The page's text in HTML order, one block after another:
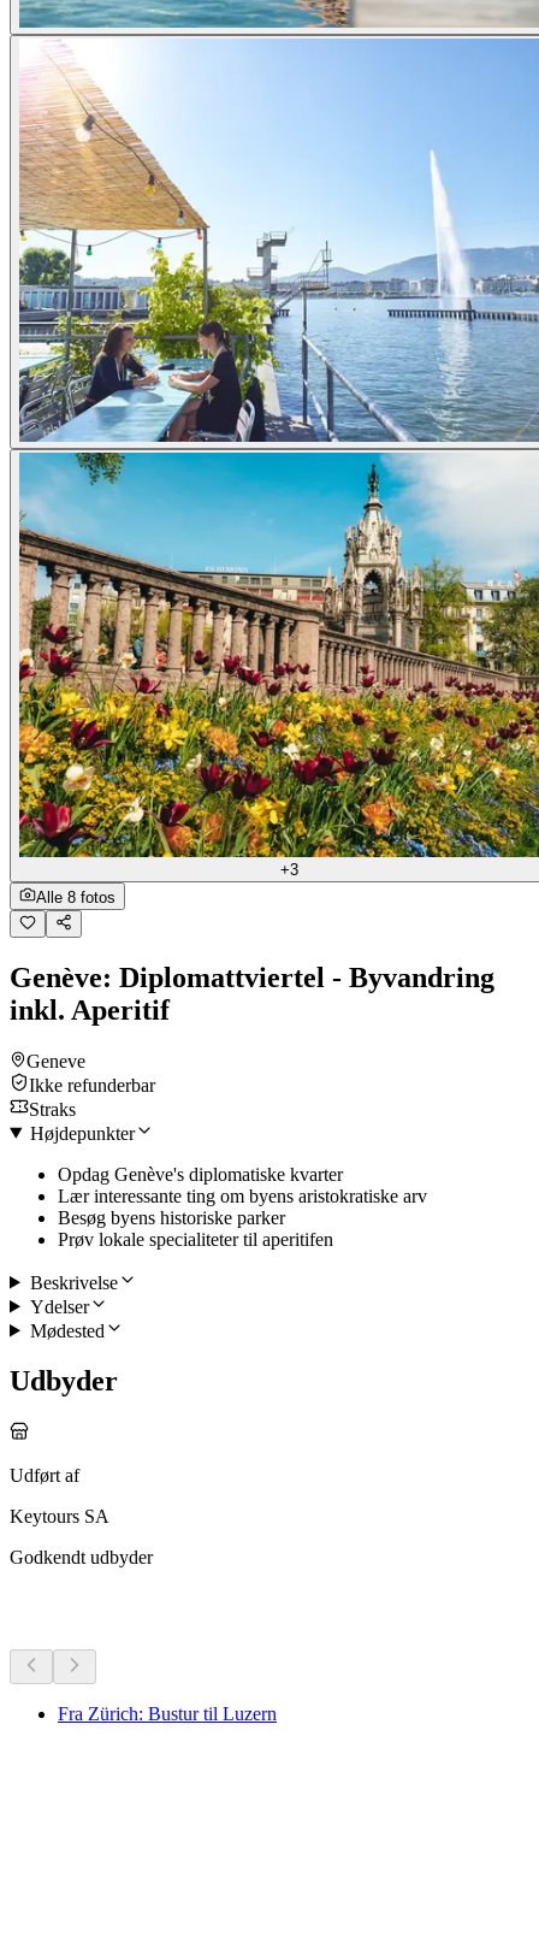
+3
Alle 8 fotos
Genève: Diplomattviertel - Byvandring
inkl. Aperitif
Geneve
Ikke refunderbar
Straks
Højdepunkter
Opdag Genève's diplomatiske kvarter
Lær interessante ting om byens aristokratiske arv
Besøg byens historiske parker
Prøv lokale specialiteter til aperitifen
Beskrivelse
Ydelser
Mødested
Udbyder
Udført af
Keytours SA
Godkendt udbyder
Fra Zürich: Bustur til Luzern